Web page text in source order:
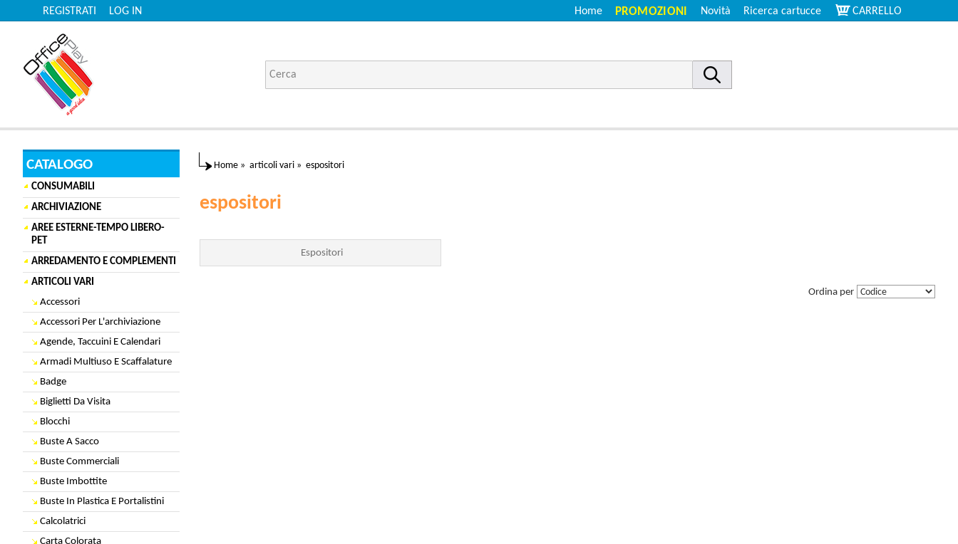
LOG IN
REGISTRATI CARRELLO
Ricerca cartucce
Novità
PROMOZIONI
Home
CATALOGO
CONSUMABILI
ARCHIVIAZIONE
AREE ESTERNE-TEMPO LIBERO-
PET
ARREDAMENTO E COMPLEMENTI
ARTICOLI VARI
Accessori
Accessori Per L'archiviazione
Agende, Taccuini E Calendari
Armadi Multiuso E Scaffalature
Badge
Biglietti Da Visita
Blocchi
Buste A Sacco
Buste Commerciali
Buste Imbottite
Buste In Plastica E Portalistini
Calcolatrici
Carta Colorata
Home » articoli vari » espositori
espositori
Espositori
Ordina per